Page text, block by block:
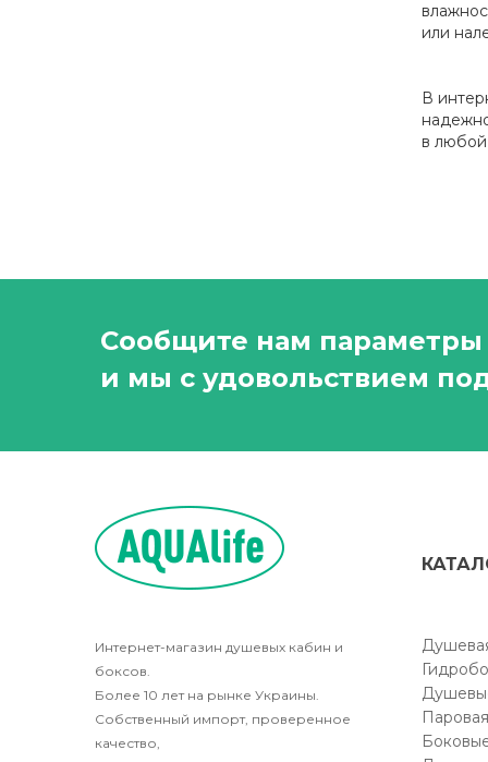
или
В
в
Сообщите нам
и мы с удовольствием
Интернет-магазин душевых кабин и
боксов.
Более 10 лет на рынке Украины.
Собственный импорт, проверенное
качество,